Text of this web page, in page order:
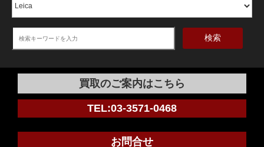
検索
買取のご案内はこちら
TEL:03-3571-0468
お問合せ